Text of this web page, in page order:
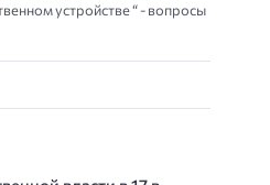
устройстве “ - вопросы